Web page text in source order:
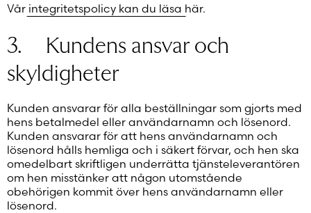
Vår integritetspolicy kan du läsa här.
3. Kundens ansvar och
skyldigheter
Kunden ansvarar för alla beställningar som gjorts med
hens betalmedel eller användarnamn och lösenord.
Kunden ansvarar för att hens användarnamn och
lösenord hålls hemliga och i säkert förvar, och hen ska
omedelbart skriftligen underrätta tjänsteleverantören
om hen misstänker att någon utomstående
obehörigen kommit över hens användarnamn eller
lösenord.